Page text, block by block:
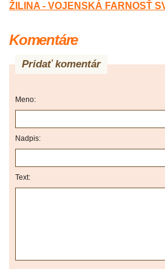
ŽILINA - VOJENSKÁ FARNOSŤ
Komentáre
Pridať komentár
Meno:
Nadpis:
Text: